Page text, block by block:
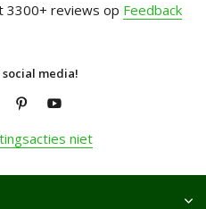
3300+ reviews op Feedback
social media!
niet